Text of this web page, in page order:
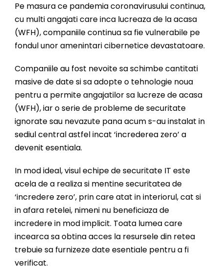
Pe masura ce pandemia coronavirusului continua,
cu multi angajati care inca lucreaza de la acasa
(WFH), companiile continua sa fie vulnerabile pe
fondul unor amenintari cibernetice devastatoare.
Companiile au fost nevoite sa schimbe cantitati
masive de date si sa adopte o tehnologie noua
pentru a permite angajatilor sa lucreze de acasa
(WFH), iar o serie de probleme de securitate
ignorate sau nevazute pana acum s-au instalat in
sediul central astfel incat ‘increderea zero’ a
devenit esentiala.
In mod ideal, visul echipe de securitate IT este
acela de a realiza si mentine securitatea de
‘incredere zero’, prin care atat in ​​interiorul, cat si
in afara retelei, nimeni nu beneficiaza de
incredere in mod implicit. Toata lumea care
incearca sa obtina acces la resursele din retea
trebuie sa furnizeze date esentiale pentru a fi
verificat.